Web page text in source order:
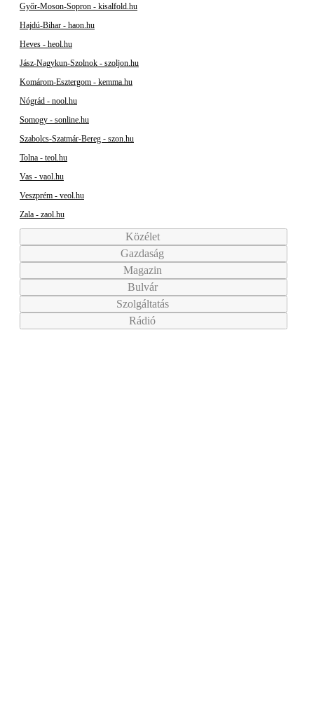
Győr-Moson-Sopron - kisalfold.hu
Hajdú-Bihar - haon.hu
Heves - heol.hu
Jász-Nagykun-Szolnok - szoljon.hu
Komárom-Esztergom - kemma.hu
Nógrád - nool.hu
Somogy - sonline.hu
Szabolcs-Szatmár-Bereg - szon.hu
Tolna - teol.hu
Vas - vaol.hu
Veszprém - veol.hu
Zala - zaol.hu
Közélet
Gazdaság
Magazin
Bulvár
Szolgáltatás
Rádió